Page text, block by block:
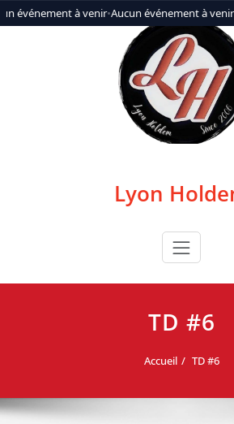
événement à venir•Aucun événement à venir
Aller
au
Lyon
TD #6
Accueil TD #6